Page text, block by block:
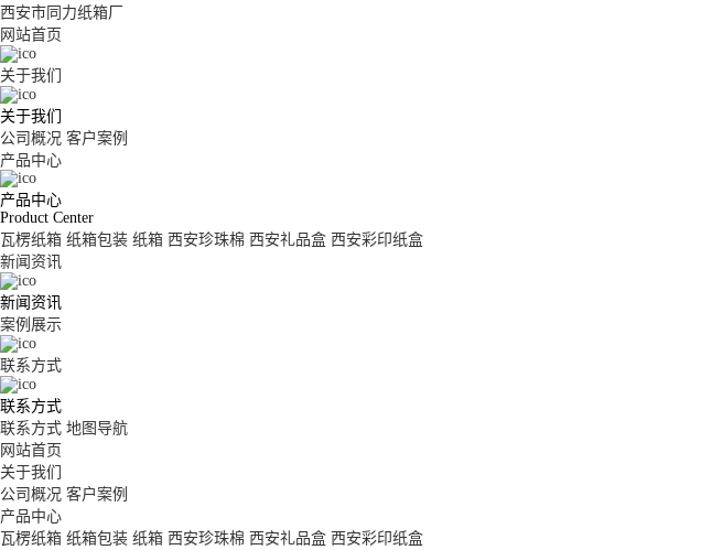
西安市同力纸箱厂
网站首页
关于我们
关于我们
公司概况 客户案例
产品中心
产品中心
Product Center
瓦楞纸箱 纸箱包装 纸箱 西安珍珠棉 西安礼品盒 西安彩印纸盒
新闻资讯
新闻资讯
案例展示
联系方式
联系方式
联系方式 地图导航
网站首页
关于我们
公司概况 客户案例
产品中心
瓦楞纸箱 纸箱包装 纸箱 西安珍珠棉 西安礼品盒 西安彩印纸盒